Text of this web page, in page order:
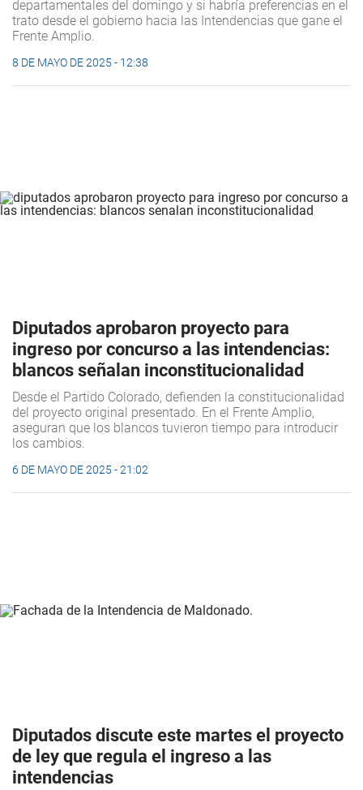
departamentales del domingo y si habría preferencias en el
trato desde el gobierno hacia las Intendencias que gane el
Frente Amplio.
8 DE MAYO DE 2025 - 12:38
Diputados aprobaron proyecto para
ingreso por concurso a las intendencias:
blancos señalan inconstitucionalidad
Desde el Partido Colorado, defienden la constitucionalidad
del proyecto original presentado. En el Frente Amplio,
aseguran que los blancos tuvieron tiempo para introducir
los cambios.
6 DE MAYO DE 2025 - 21:02
Diputados discute este martes el proyecto
de ley que regula el ingreso a las
intendencias